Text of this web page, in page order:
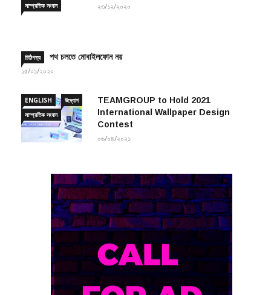
সাম্প্রতিক সংবাদ
২৩/১২/২০২০
চিঠিপত্র পথ চলতে মোবাইলফোন নয়
১৫/০১/২০২০
ENGLISH
উদ্যোগ
সাম্প্রতিক সংবাদ
TEAMGROUP to Hold 2021
International Wallpaper Design
Contest
০৬/০৪/২০২১